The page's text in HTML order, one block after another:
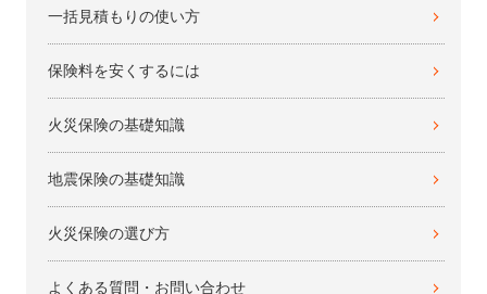
一括見積もりの使い方
保険料を安くするには
火災保険の基礎知識
地震保険の基礎知識
火災保険の選び方
よくある質問・お問い合わせ